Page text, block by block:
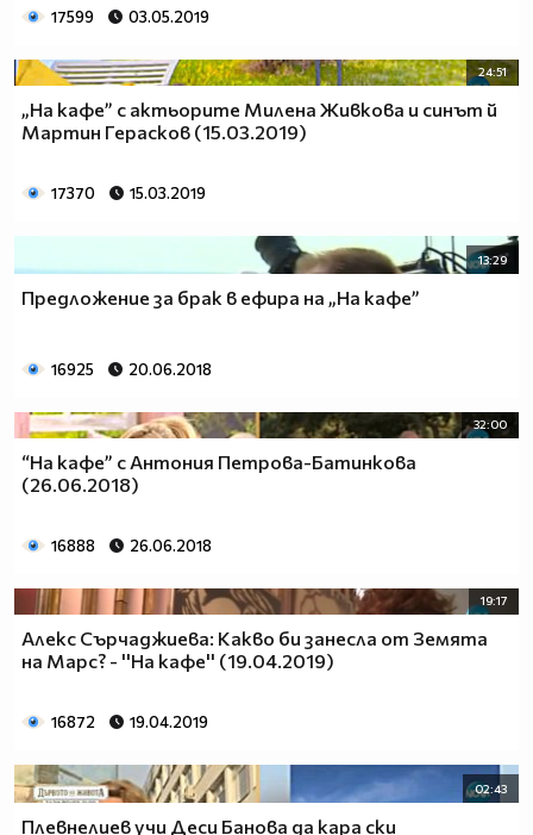
17599 03.05.2019
24:51
„На кафе” с актьорите Милена Живкова и синът й
Мартин Герасков (15.03.2019)
17370 15.03.2019
13:29
Предложение за брак в ефира на „На кафе”
16925 20.06.2018
32:00
“На кафе” с Антония Петрова-Батинкова
(26.06.2018)
16888 26.06.2018
19:17
Алекс Сърчаджиева: Какво би занесла от Земята
на Марс? - ''На кафе'' (19.04.2019)
16872 19.04.2019
02:43
Плевнелиев учи Деси Банова да кара ски